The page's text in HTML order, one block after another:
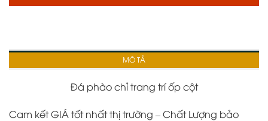
MÔ TẢ
Đá phào chỉ trang trí ốp cột
Cam kết GIÁ tốt nhất thị trường – Chất Lượng bảo